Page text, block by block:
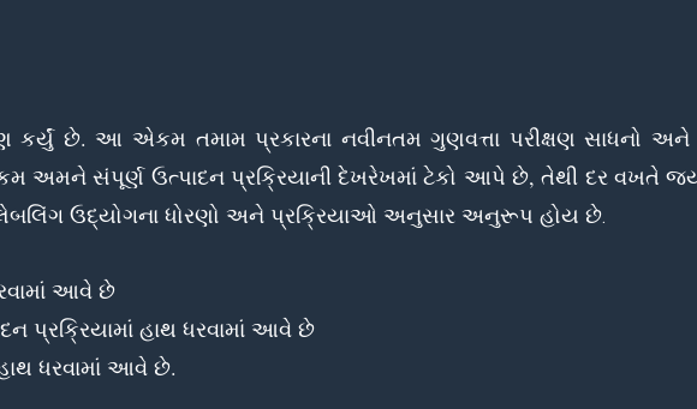
કર્યું છે. આ એકમ તમામ પ્રકારના નવીનતમ ગુણવત્તા પરીક્ષણ
અમને સંપૂર્ણ ઉત્પાદન પ્રક્રિયાની દેખરેખમાં ટેકો આપે છે, તેથી દર વખતે
ઉદ્યોગના ધોરણો અને પ્રક્રિયાઓ અનુસાર અનુરૂપ હોય છે.
આવે છે
પ્રક્રિયામાં હાથ ધરવામાં આવે છે
ધરવામાં આવે છે.